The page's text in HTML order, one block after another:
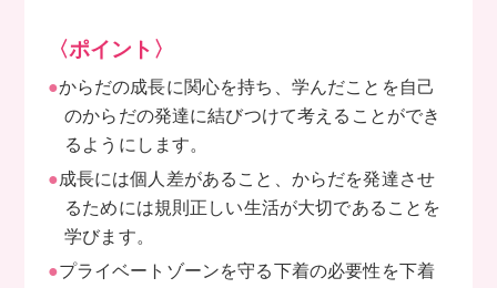
〈ポイント〉
●からだの成長に関心を持ち、学んだことを自己
のからだの発達に結びつけて考えることができ
るようにします。
●成長には個人差があること、からだを発達させ
るためには規則正しい生活が大切であることを
学びます。
●プライベートゾーンを守る下着の必要性を下着